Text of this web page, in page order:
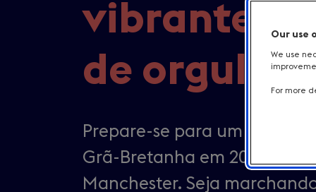
vibrantes
de
Prepare-se para um verão
Grã-Bretanha em 2025 —
Manchester. Seja
Our use
We use
For more